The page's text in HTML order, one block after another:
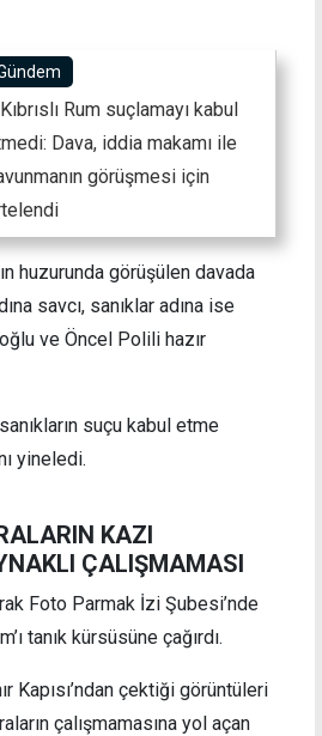
Rum suçlamayı kabul
Dava, iddia makamı ile
görüşmesi için
huzurunda görüşülen davada
savcı, sanıklar adına ise
ve Öncel Polili hazır
suçu kabul etme
yineledi.
KAZI
ÇALIŞMAMASI
Foto Parmak İzi Şubesi’nde
tanık kürsüsüne çağırdı.
Kapısı’ndan çektiği görüntüleri
çalışmamasına yol açan